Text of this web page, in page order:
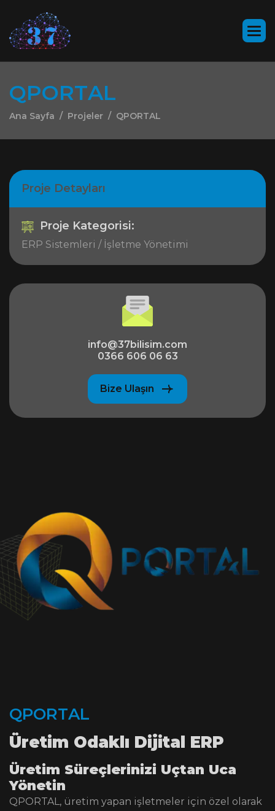
QPORTAL
Ana Sayfa Projeler QPORTAL
Proje Detayları
Proje Kategorisi:
ERP Sistemleri / İşletme Yönetimi
info@37bilisim.com
0366 606 06 63
Bize Ulaşın
QPORTAL
Üretim Odaklı Dijital ERP
Üretim Süreçlerinizi Uçtan Uca
Yönetin
QPORTAL, üretim yapan işletmeler için özel olarak